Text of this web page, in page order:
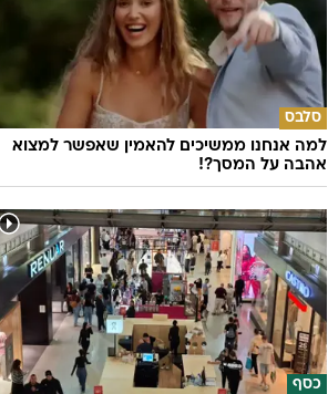
סלבס
למה אנחנו ממשיכים להאמין שאפשר למצוא
אהבה על המסך?!
כסף